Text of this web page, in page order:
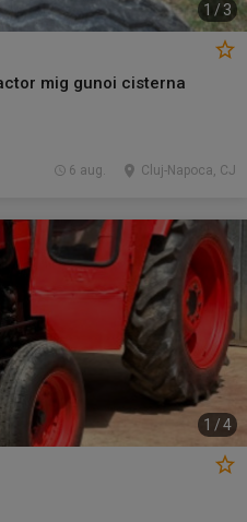
1 /3
mig gunoi cisterna
Cluj-Napoca, CJ
6 aug.
1 /4